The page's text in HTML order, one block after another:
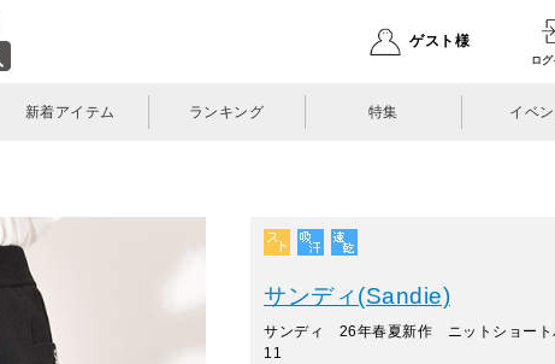
ゲスト様
ログ
新着アイテム ランキング 特集 イベン
サンディ(Sandie)
サンディ 26年春夏新作 ニットショー
11